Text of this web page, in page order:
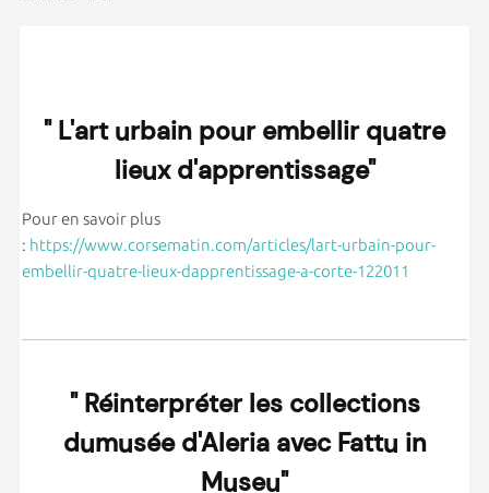
" L'art urbain pour embellir quatre
lieux d'apprentissage"
Pour en savoir plus
: https://www.corsematin.com/articles/lart-urbain-pour-
embellir-quatre-lieux-dapprentissage-a-corte-122011
" Réinterpréter les collections
dumusée d'Aleria avec Fattu in
Museu"